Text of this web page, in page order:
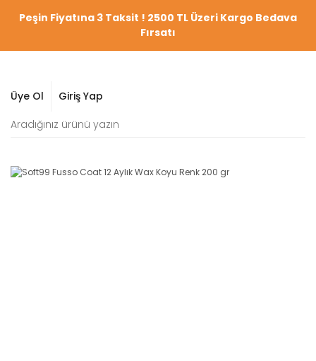
Peşin Fiyatına 3 Taksit ! 2500 TL Üzeri Kargo Bedava
Fırsatı
Üye Ol Giriş Yap